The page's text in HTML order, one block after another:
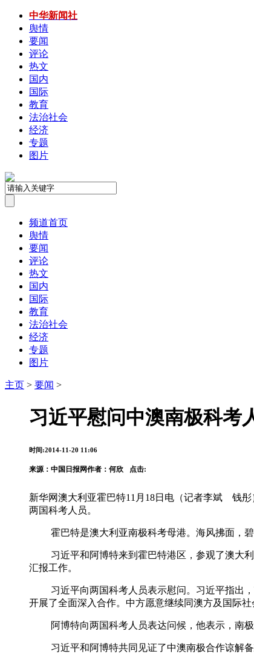
中华新闻社
舆情
要闻
评论
热文
国内
国际
教育
法治社会
经济
专题
图片
频道首页
舆情
要闻
评论
热文
国内
国际
教育
法治社会
经济
专题
图片
主页 > 要闻 >
习近平慰问中澳南极科考
时间:2014-11-20 11:06
来源： 中国日报网作者：何欣 点击:
新华网澳大利亚霍巴特11月18日电（记者李斌 钱
两国科考人员。
霍巴特是澳大利亚南极科考母港。海风拂面，碧
习近平和阿博特来到霍巴特港区，参观了澳大利
汇报工作。
习近平向两国科考人员表示慰问。习近平指出，
开展了全面深入合作。中方愿意继续同澳方及国际
阿博特向两国科考人员表达问候，他表示，南极
习近平和阿博特共同见证了中澳南极合作谅解备